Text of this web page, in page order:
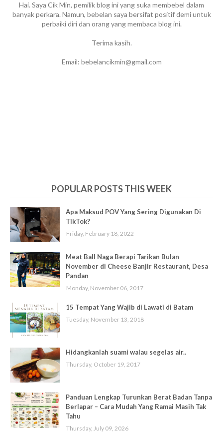
Hai. Saya Cik Min, pemilik blog ini yang suka membebel dalam
banyak perkara. Namun, bebelan saya bersifat positif demi untuk
perbaiki diri dan orang yang membaca blog ini.
Terima kasih.
Email: bebelancikmin@gmail.com
POPULAR POSTS THIS WEEK
Apa Maksud POV Yang Sering Digunakan Di
TikTok?
Friday, February 18, 2022
Meat Ball Naga Berapi Tarikan Bulan
November di Cheese Banjir Restaurant, Desa
Pandan
Monday, November 06, 2017
15 Tempat Yang Wajib di Lawati di Batam
Tuesday, November 13, 2018
Hidangkanlah suami walau segelas air..
Thursday, October 19, 2017
Panduan Lengkap Turunkan Berat Badan Tanpa
Berlapar – Cara Mudah Yang Ramai Masih Tak
Tahu
Thursday, July 09, 2026